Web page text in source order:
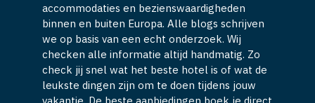
accommodaties en bezienswaardigheden
binnen en buiten Europa. Alle blogs schrijven
we op basis van een echt onderzoek. Wij
checken alle informatie altijd handmatig. Zo
check jij snel wat het beste hotel is of wat de
leukste dingen zijn om te doen tijdens jouw
vakantie. De beste aanbiedingen boek je direct